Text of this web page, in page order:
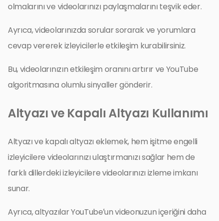
olmalarını ve videolarınızı paylaşmalarını teşvik eder.
Ayrıca, videolarınızda sorular sorarak ve yorumlara
cevap vererek izleyicilerle etkileşim kurabilirsiniz.
Bu, videolarınızın etkileşim oranını artırır ve YouTube
algoritmasına olumlu sinyaller gönderir.
Altyazı ve Kapalı Altyazı Kullanımı
Altyazı ve kapalı altyazı eklemek, hem işitme engelli
izleyicilere videolarınızı ulaştırmanızı sağlar hem de
farklı dillerdeki izleyicilere videolarınızı izleme imkanı
sunar.
Ayrıca, altyazılar YouTube’un videonuzun içeriğini daha